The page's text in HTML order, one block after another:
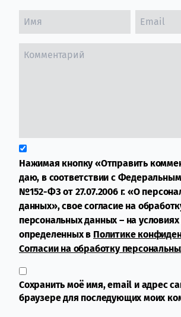
Нажимая кнопку «Отправить
даю, в соответствии с
№152-ФЗ от 27.07.2006 г. «О
данных», свое согласие на
персональных данных – на
определенных в Политике
Согласии на обработку
Сохранить моё имя, email и адрес
браузере для последующих моих